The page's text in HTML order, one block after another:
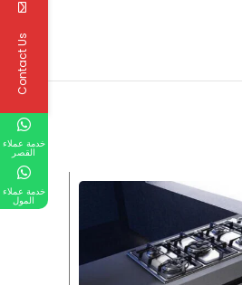
Contact Us
خدمة عملاء
القصر
خدمة عملاء
المول